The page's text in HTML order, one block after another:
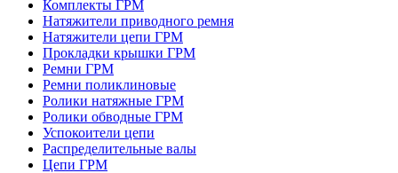
Комплекты ГРМ
Натяжители приводного ремня
Натяжители цепи ГРМ
Прокладки крышки ГРМ
Ремни ГРМ
Ремни поликлиновые
Ролики натяжные ГРМ
Ролики обводные ГРМ
Успокоители цепи
Распределительные валы
Цепи ГРМ